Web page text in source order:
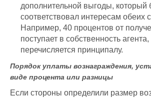
дополнительной выгоды, который
соответствовал интересам обеих
Например, 40 процентов от
поступает в собственность
перечисляется принципалу.
Порядок уплаты вознаграждения,
виде процента или разницы
Если стороны определили размер